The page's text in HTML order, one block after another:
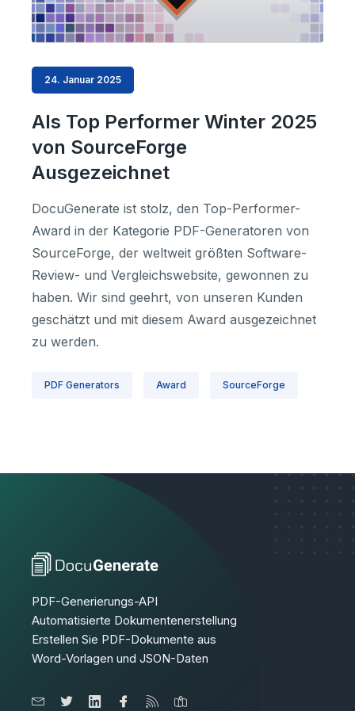
24. Januar 2025
Als Top Performer Winter 2025
von SourceForge
Ausgezeichnet
DocuGenerate ist stolz, den Top-Performer-
Award in der Kategorie PDF-Generatoren von
SourceForge, der weltweit größten Software-
Review- und Vergleichswebsite, gewonnen zu
haben. Wir sind geehrt, von unseren Kunden
geschätzt und mit diesem Award ausgezeichnet
zu werden.
PDF Generators Award SourceForge
PDF-Generierungs-API
Automatisierte Dokumentenerstellung
Erstellen Sie PDF-Dokumente aus
Word-Vorlagen und JSON-Daten